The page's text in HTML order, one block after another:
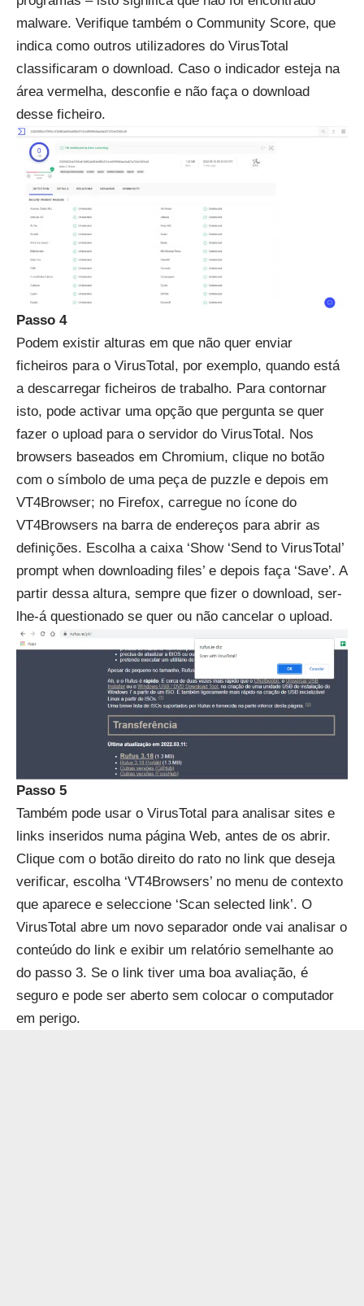
malware. Verifique também o Community Score, que
indica como outros utilizadores do VirusTotal
classificaram o download. Caso o indicador esteja na
área vermelha, desconfie e não faça o download
desse ficheiro.
Passo 4
Podem existir alturas em que não quer enviar
ficheiros para o VirusTotal, por exemplo, quando está
a descarregar ficheiros de trabalho. Para contornar
isto, pode activar uma opção que pergunta se quer
fazer o upload para o servidor do VirusTotal. Nos
browsers baseados em Chromium, clique no botão
com o símbolo de uma peça de puzzle e depois em
VT4Browser; no Firefox, carregue no ícone do
VT4Browsers na barra de endereços para abrir as
definições. Escolha a caixa ‘Show ‘Send to VirusTotal’
prompt when downloading files’ e depois faça ‘Save’. A
partir dessa altura, sempre que fizer o download, ser-
lhe-á questionado se quer ou não cancelar o upload.
Passo 5
Também pode usar o VirusTotal para analisar sites e
links inseridos numa página Web, antes de os abrir.
Clique com o botão direito do rato no link que deseja
verificar, escolha ‘VT4Browsers’ no menu de contexto
que aparece e seleccione ‘Scan selected link’. O
VirusTotal abre um novo separador onde vai analisar o
conteúdo do link e exibir um relatório semelhante ao
do passo 3. Se o link tiver uma boa avaliação, é
seguro e pode ser aberto sem colocar o computador
em perigo.